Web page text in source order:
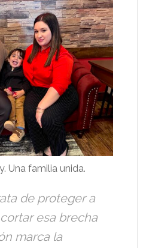
Una familia unida.
de proteger a
esa brecha
marca la